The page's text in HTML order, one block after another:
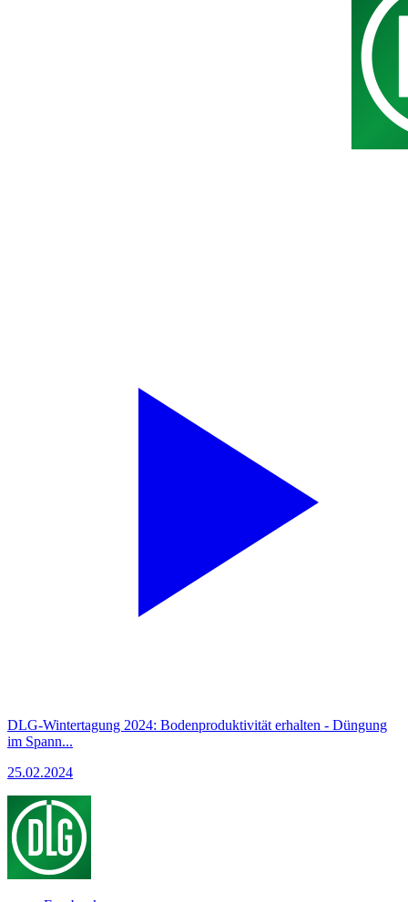
DLG-Wintertagung 2024: Bodenproduktivität erhalten - Düngung
im Spann...
25.02.2024